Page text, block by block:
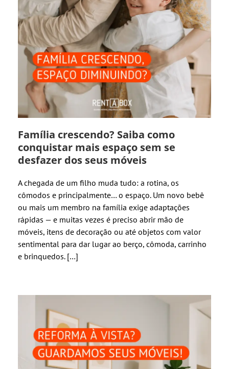
Família crescendo? Saiba como
conquistar mais espaço sem se
desfazer dos seus móveis
A chegada de um filho muda tudo: a rotina, os
cômodos e principalmente… o espaço. Um novo bebê
ou mais um membro na família exige adaptações
rápidas — e muitas vezes é preciso abrir mão de
móveis, itens de decoração ou até objetos com valor
sentimental para dar lugar ao berço, cômoda, carrinho
e brinquedos. […]